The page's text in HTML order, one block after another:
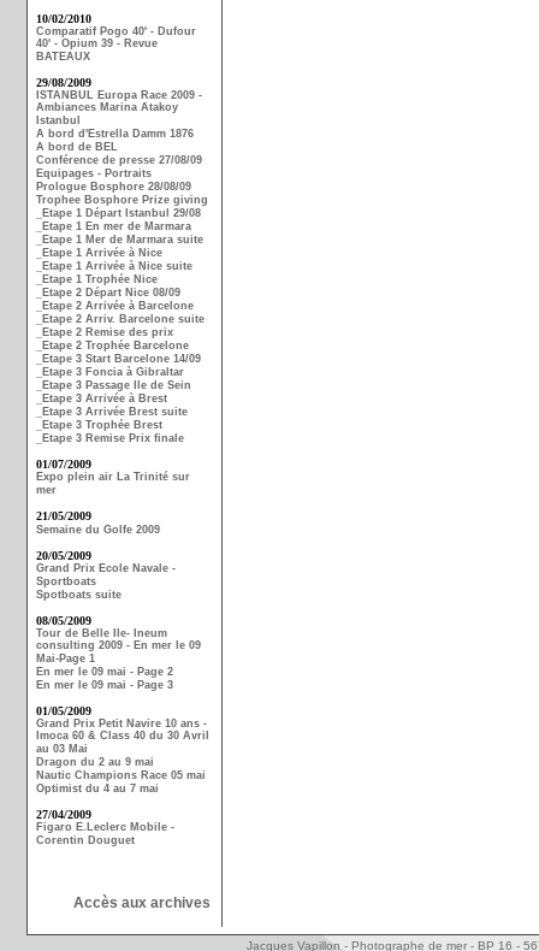
10/02/2010
Comparatif Pogo 40' - Dufour
40' - Opium 39 - Revue
BATEAUX
29/08/2009
ISTANBUL Europa Race 2009 -
Ambiances Marina Atakoy
Istanbul
A bord d'Estrella Damm 1876
A bord de BEL
Conférence de presse 27/08/09
Equipages - Portraits
Prologue Bosphore 28/08/09
Trophee Bosphore Prize giving
_Etape 1 Départ Istanbul 29/08
_Etape 1 En mer de Marmara
_Etape 1 Mer de Marmara suite
_Etape 1 Arrivée à Nice
_Etape 1 Arrivée à Nice suite
_Etape 1 Trophée Nice
_Etape 2 Départ Nice 08/09
_Etape 2 Arrivée à Barcelone
_Etape 2 Arriv. Barcelone suite
_Etape 2 Remise des prix
_Etape 2 Trophée Barcelone
_Etape 3 Start Barcelone 14/09
_Etape 3 Foncia à Gibraltar
_Etape 3 Passage Ile de Sein
_Etape 3 Arrivée à Brest
_Etape 3 Arrivée Brest suite
_Etape 3 Trophée Brest
_Etape 3 Remise Prix finale
01/07/2009
Expo plein air La Trinité sur
mer
21/05/2009
Semaine du Golfe 2009
20/05/2009
Grand Prix Ecole Navale -
Sportboats
Spotboats suite
08/05/2009
Tour de Belle Ile- Ineum
consulting 2009 - En mer le 09
Mai-Page 1
En mer le 09 mai - Page 2
En mer le 09 mai - Page 3
01/05/2009
Grand Prix Petit Navire 10 ans -
Imoca 60 & Class 40 du 30 Avril
au 03 Mai
Dragon du 2 au 9 mai
Nautic Champions Race 05 mai
Optimist du 4 au 7 mai
27/04/2009
Figaro E.Leclerc Mobile -
Corentin Douguet
Accès aux archives
Jacques Vapillon - Photographe de mer - BP 16 -